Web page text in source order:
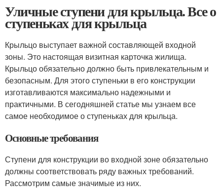
Уличные ступени для крыльца. Все о
ступеньках для крыльца
Крыльцо выступает важной составляющей входной
зоны. Это настоящая визитная карточка жилища.
Крыльцо обязательно должно быть привлекательным и
безопасным. Для этого ступеньки в его конструкции
изготавливаются максимально надежными и
практичными. В сегодняшней статье мы узнаем все
самое необходимое о ступеньках для крыльца.
Основные требования
Ступени для конструкции во входной зоне обязательно
должны соответствовать ряду важных требований.
Рассмотрим самые значимые из них.